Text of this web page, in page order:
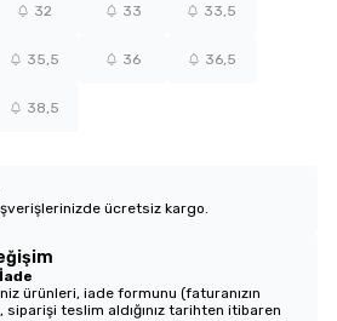
32 33 33,5
35,5 36 36,5
38,5
ücretsiz kargo.
ürünleri, iade formunu (faturanızın
siparişi teslim aldığınız tarihten itibaren